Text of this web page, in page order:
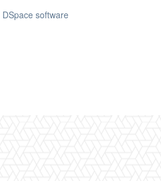
DSpace software